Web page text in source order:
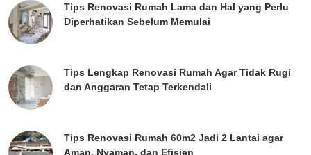
Tips Renovasi Rumah Lama dan Hal yang Perlu
Diperhatikan Sebelum Memulai
Tips Lengkap Renovasi Rumah Agar Tidak Rugi
dan Anggaran Tetap Terkendali
Tips Renovasi Rumah 60m2 Jadi 2 Lantai agar
Aman, Nyaman, dan Efisien